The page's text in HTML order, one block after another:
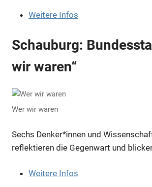
Weitere Infos
Schauburg:
wir waren“
Wer wir waren
Sechs Denker*innen und
reflektieren die Gegenwart und
Weitere Infos